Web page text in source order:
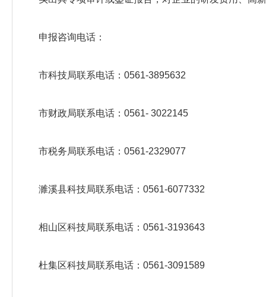
申报咨询电话：
市科技局联系电话：0561-3895632
市财政局联系电话：0561- 3022145
市税务局联系电话：0561-2329077
濉溪县科技局联系电话：0561-6077332
相山区科技局联系电话：0561-3193643
杜集区科技局联系电话：0561-3091589